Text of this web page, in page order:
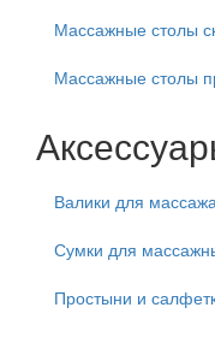
Массажные столы
Массажные столы
Валики для
Сумки для
Простыни и